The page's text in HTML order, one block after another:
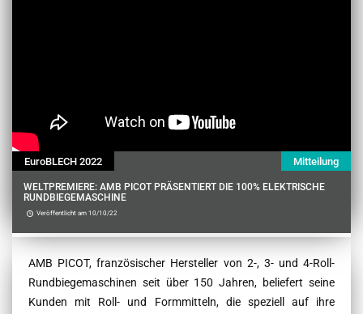
EuroBLECH 2022 Mitteilung
WELTPREMIERE: AMB PICOT PRÄSENTIERT DIE 100% ELEKTRISCHE
RUNDBIEGEMASCHINE
Veröffentlicht am 10/10/22
Contenu
AMB PICOT, französischer Hersteller von 2-, 3- und 4-Roll-
Rundbiegemaschinen seit über 150 Jahren, beliefert seine
Kunden mit Roll- und Formmitteln, die speziell auf ihre